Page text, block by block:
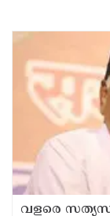
വളരെ